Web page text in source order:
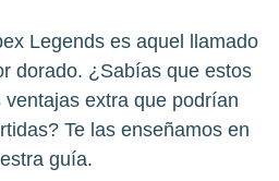
Legends es aquel llamado
dorado. ¿Sabías que estos
extra que podrían
Te las enseñamos en
guía.